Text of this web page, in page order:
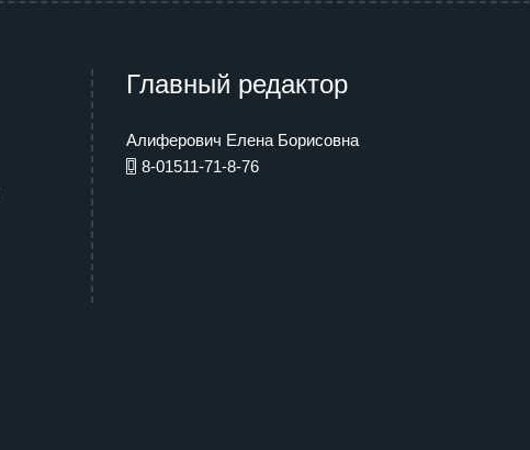
Главный редактор
Алиферович Елена Борисовна
8-01511-71-8-76